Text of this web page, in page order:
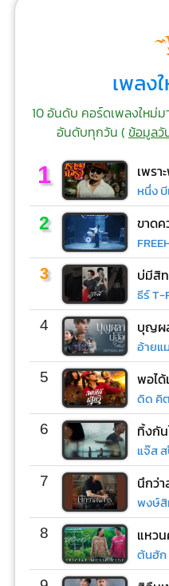
เพลง
10 อันดับ คอร์ดเพลงใหม่
อันดับทุกวัน (ข้อมูล
1 เพรา
หนึ่ง
2 ขาด
3 บ่มีสิ
ธีร์ T-
4 บุญผ
อ้ายแ
5 พอได้
ดิด คิ
6 ทิ้งกั
แจ๊ส
7 นึกว่
พงษ์สิ
8 แหวน
ต้นฮั